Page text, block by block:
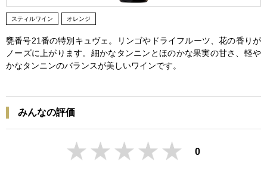
スティルワイン オレンジ
甕番号21番の特別キュヴェ。リンゴやドライフルーツ、花の香りが
ノーズに上がります。細かなタンニンとほのかな果実の甘さ、軽や
かなタンニンのバランスが美しいワインです。
みんなの評価
0